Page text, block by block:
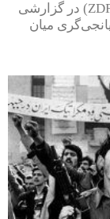
حنیف حیدرنژاد- شبکه دوم تلویزیون آلمان (ZDF) در گزارشی
میان